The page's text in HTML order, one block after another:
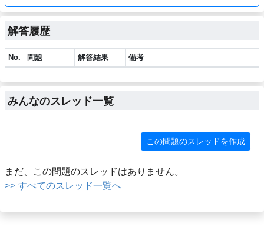
解答履歴
No. 問題 解答結果 備考
みんなのスレッド一覧
この問題のスレッドを作成
まだ、この問題のスレッドはありません。
>> すべてのスレッド一覧へ